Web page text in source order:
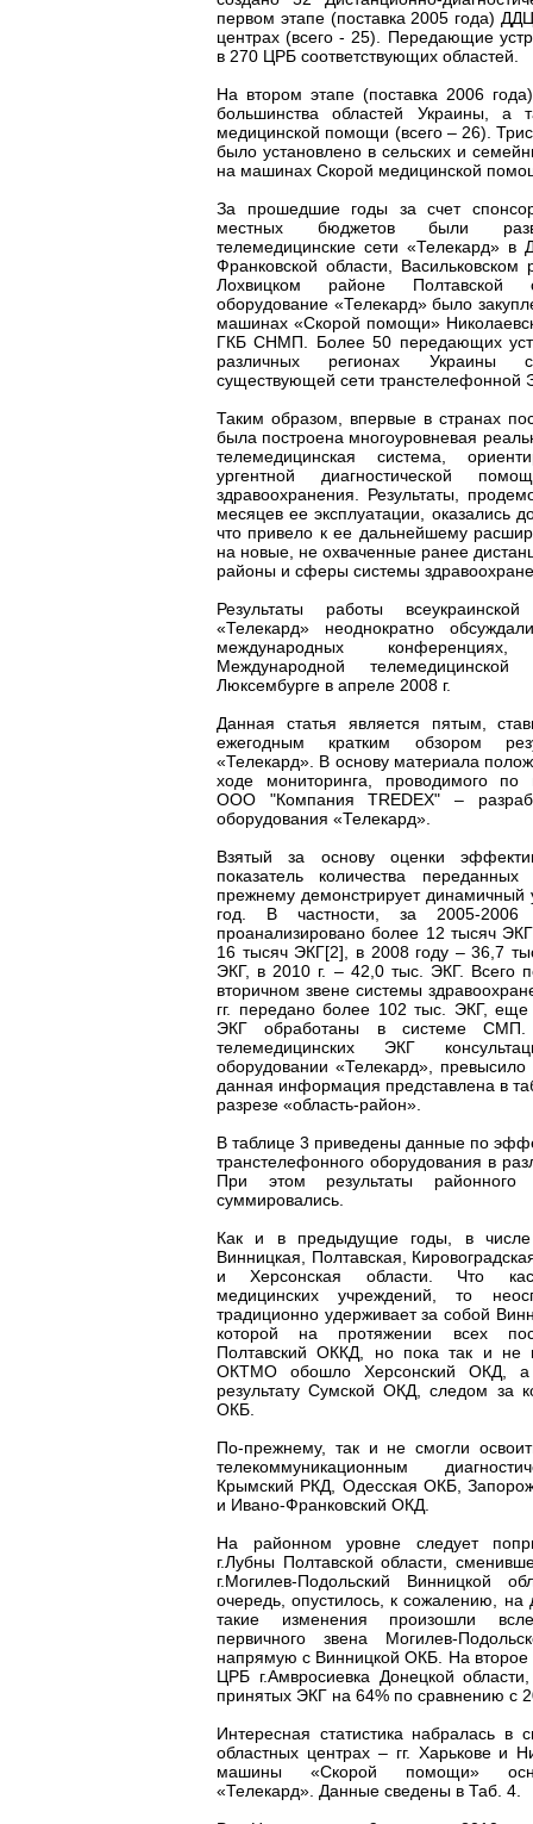
первом этапе (поставка 2005 года)
центрах (всего - 25). Передающие
в 270 ЦРБ соответствующих областей.
На втором этапе (поставка 2006
большинства областей Украины, а
медицинской помощи (всего – 26).
было установлено в сельских и
на машинах Скорой медицинской
За прошедшие годы за счет
местных бюджетов были
телемедицинские сети «Телекард» в
Франковской области, Васильковском
Лохвицком районе Полтавской
оборудование «Телекард» было
машинах «Скорой помощи»
ГКБ СНМП. Более 50 передающих
различных регионах Украины
существующей сети транстелефонной
Таким образом, впервые в странах
была построена многоуровневая
телемедицинская система,
ургентной диагностической
здравоохранения. Результаты,
месяцев ее эксплуатации, оказались
что привело к ее дальнейшему
на новые, не охваченные ранее
районы и сферы системы
Результаты работы
«Телекард» неоднократно
международных
Международной
Люксембурге в апреле 2008 г.
Данная статья является пятым,
ежегодным кратким обзором
«Телекард». В основу материала
ходе мониторинга, проводимого по
ООО "Компания TREDEX" –
оборудования «Телекард».
Взятый за основу оценки
показатель количества переданных
прежнему демонстрирует динамичный
год. В частности, за 2005-
проанализировано более 12 тысяч
16 тысяч ЭКГ[2], в 2008 году – 36,7
ЭКГ, в 2010 г. – 42,0 тыс. ЭКГ. Всего
вторичном звене системы
гг. передано более 102 тыс. ЭКГ,
ЭКГ обработаны в системе СМП.
телемедицинских ЭКГ
оборудовании «Телекард»,
данная информация представлена в
разрезе «область-район».
В таблице 3 приведены данные по
транстелефонного оборудования в
При этом результаты районного
суммировались.
Как и в предыдущие годы, в
Винницкая, Полтавская,
и Херсонская области. Что
медицинских учреждений, то
традиционно удерживает за собой
которой на протяжении всех
Полтавский ОККД, но пока так и не
ОКТМО обошло Херсонский ОКД,
результату Сумской ОКД, следом за
ОКБ.
По-прежнему, так и не смогли
телекоммуникационным
Крымский РКД, Одесская ОКБ,
и Ивано-Франковский ОКД.
На районном уровне следует
г.Лубны Полтавской области,
г.Могилев-Подольский Винницкой
очередь, опустилось, к сожалению,
такие изменения произошли
первичного звена Могилев-
напрямую с Винницкой ОКБ. На второе
ЦРБ г.Амвросиевка Донецкой
принятых ЭКГ на 64% по сравнению с
Интересная статистика набралась
областных центрах – гг. Харькове и
машины «Скорой помощи»
«Телекард». Данные сведены в Таб. 4.